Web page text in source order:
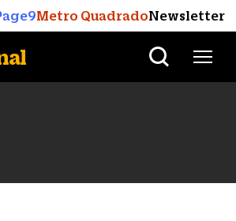
Metro QuadradoNewsletter